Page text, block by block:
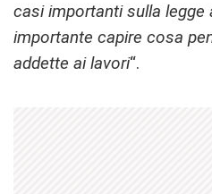
casi importanti sulla legge
importante capire cosa
addette ai lavori“.